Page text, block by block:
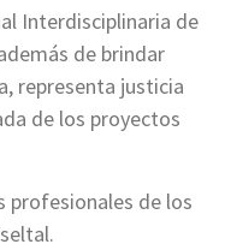
Interdisciplinaria de
de brindar
representa justicia
de los proyectos
profesionales de los